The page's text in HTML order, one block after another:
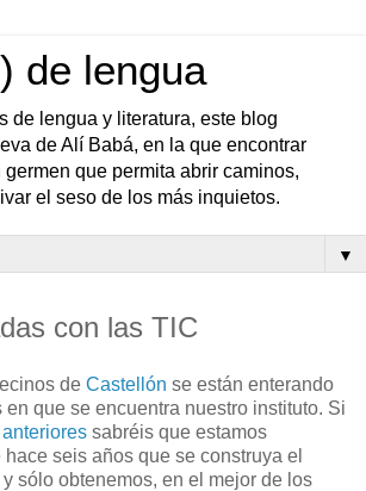
de lengua
de lengua y literatura, este blog
de Alí Babá, en la que encontrar
que permita abrir caminos,
el seso de los más inquietos.
▼
con las TIC
de Castellón se están enterando
que se encuentra nuestro instituto. Si
sabréis que estamos
seis años que se construya el
sólo obtenemos, en el mejor de los